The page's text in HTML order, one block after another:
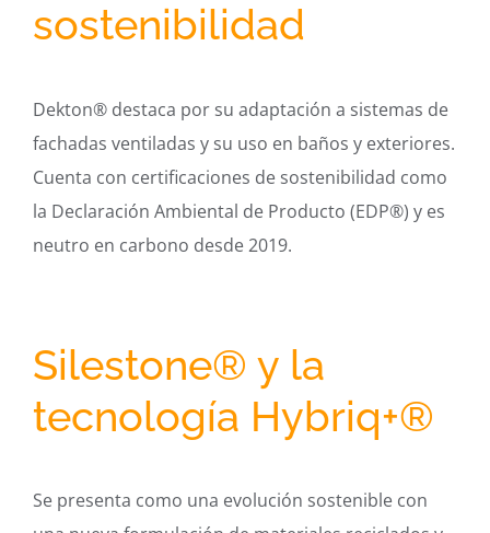
sostenibilidad
Dekton® destaca por su adaptación a sistemas de
fachadas ventiladas y su uso en baños y exteriores.
Cuenta con certificaciones de sostenibilidad como
la Declaración Ambiental de Producto (EDP®) y es
neutro en carbono desde 2019.
Silestone® y la
tecnología Hybriq+®
Se presenta como una evolución sostenible con